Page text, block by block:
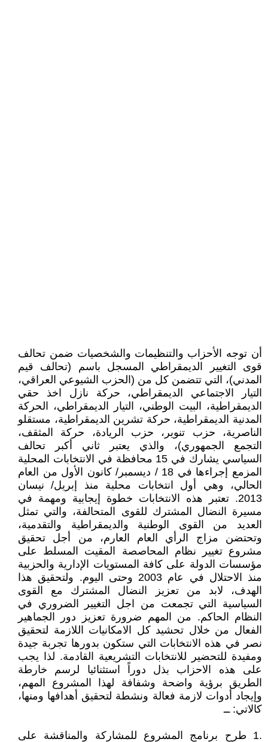
أن توجه الأحزاب والتنظيمات والشخصيات ضمن تحالف
قوى التغيير الديمقراطي المسجل باسم (تحالف قيم
المدني)، التي تتضمن كل من (الحزب الشيوعي العراقي،
التيار الاجتماعي الديمقراطي، حركة نازل اخذ حقي
الديمقراطية، البيت الوطني، التيار الديمقراطي، الحركة
المدنية الديمقراطية، حركة تشرين الديمقراطية، مستقلو
الناصرية، حزب تنوير، حزب الريادة، حركة المثقف،
التجمع الجمهوري)، والذي يعتبر ثاني أكبر تحالف
السياسي يشارك في 15 محافظة في الانتخابات المحلية
المزمع إجراءها في 18 / ديسمبر/ كانون الأول من العام
الحالي، وهي أول انتخابات محلية منذ إبريل/ نيسان
2013. تعتبر هذه الانتخابات خطوة إيجابية ومهمة في
مسيرة النضال المشترك للقوى المتحالفة، والتي تمثل
العديد من القوى الوطنية والديمقراطية والتقدمية،
وتحتضن مزاج الرأي العام العارم، من أجل تحقيق
مشروع تغيير نظام المحاصصة المقيت المسلط على
مؤسسات الدولة على كافة المستويات الإدارية والحزبية
منذ الاحتلال في عام 2003 وحتى اليوم. ولتحقيق هذا
الهدف، لابد من تعزيز النضال المشترك مع القوى
السياسية التي تجمعت من اجل التغيير الضروري في
النظام الحاكم. من المهم ضرورة تعزيز دور الجماهير
الفعال من خلال تحشيد كل الامكانيات اللازمة لتحقيق
نصر في هذه الانتخابات التي ستكون بدورها تجربة جيدة
ومفيدة للتحضير للانتخابات التشريعية القادمة. لذا يجب
على هذه الاحزاب بذل دوراً استثنائيا لرسم خارطة
الطريق برؤية واضحة وشفافة لهذا المشروع المهم،
وإيجاد أدوات لازمة فعالة ونشطة لتحقيق أهدافها ومنها،
كالاتي: ــ
.1 طرح برنامج المشروع للمشاركة والمناقشة على